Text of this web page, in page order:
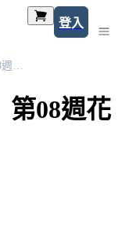
登入
【MAI實踐複習課】第08週花絮
第08週花